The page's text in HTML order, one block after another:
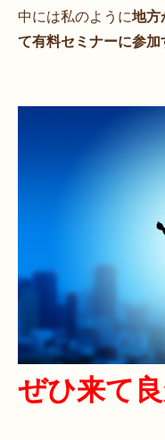
中には私のように地方
て有料セミナーに参加
ぜひ来て